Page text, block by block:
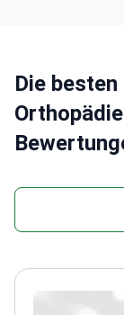
Die